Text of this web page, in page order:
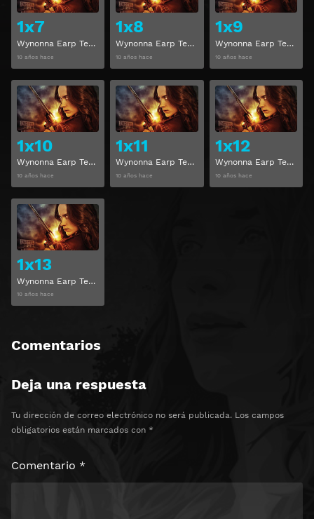
1x7
Wynonna Earp Temporada 1 Capítulo 7
10 años hace
1x8
Wynonna Earp Temporada 1 Capítulo 8
10 años hace
1x9
Wynonna Earp Temporada 1 Capítulo 9
10 años hace
1x10
Wynonna Earp Temporada 1 Capítulo 10
10 años hace
Ver
1x11
Wynonna Earp Temporada 1 Capítulo 11
10 años hace
Ver
1x12
Wynonna Earp Temporada 1 Capítulo 12
10 años hace
1x13
Wynonna Earp Temporada 1 Capítulo 13
10 años hace
Comentarios
Deja una respuesta
Tu dirección de correo electrónico no será publicada. Los campos
obligatorios están marcados con *
Comentario *